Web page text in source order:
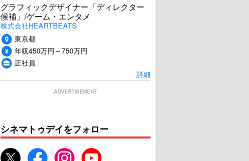
グラフィックデザイナー「ディレクター
候補」/ゲーム・エンタメ
株式会社HEARTBEATS
東京都
年収450万円～750万円
正社員
詳細
ADVERTISEMENT
シネマトゥデイをフォロー